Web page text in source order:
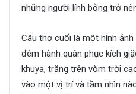
những người lính bỗng trở
Câu thơ cuối là một hình
đêm hành quân phục kích
khuya, trăng trên vòm trời
vào một vị trí và tầm nhìn